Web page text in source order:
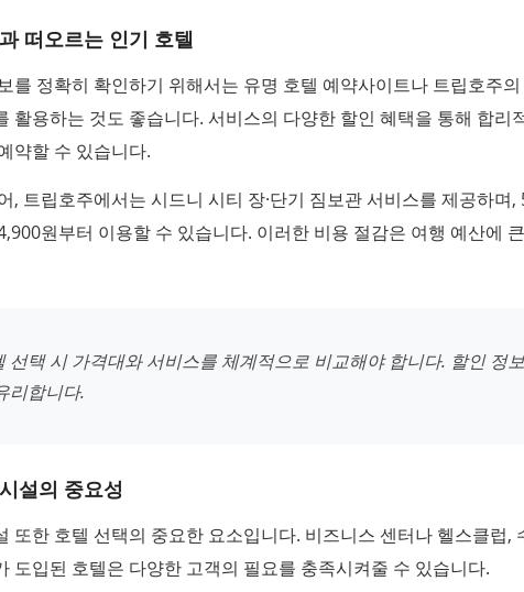
떠오르는 인기 호텔
를 정확히 확인하기 위해서는 유명 호텔 예약사이트나 트립호주
활용하는 것도 좋습니다. 서비스의 다양한 할인 혜택을 통해 합리
약할 수 있습니다.
, 트립호주에서는 시드니 시티 장·단기 짐보관 서비스를 제공하며,
원부터 이용할 수 있습니다. 이러한 비용 절감은 여행 예산에
선택 시 가격대와 서비스를 체계적으로 비교해야 합니다. 할인 정
리합니다.
설의 중요성
또한 호텔 선택의 중요한 요소입니다. 비즈니스 센터나 헬스클럽,
도입된 호텔은 다양한 고객의 필요를 충족시켜줄 수 있습니다.